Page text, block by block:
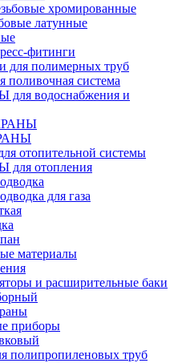
хромированные
латунные
фитинги
для полимерных труб
поливочная система
водоснабжения и
отопительной системы
отопления
для газа
материалы
и расширительные баки
приборы
труб